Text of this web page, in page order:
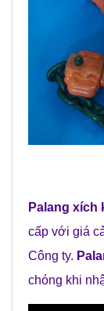
Palang xích
cấp với giá
Công ty.
chóng khi